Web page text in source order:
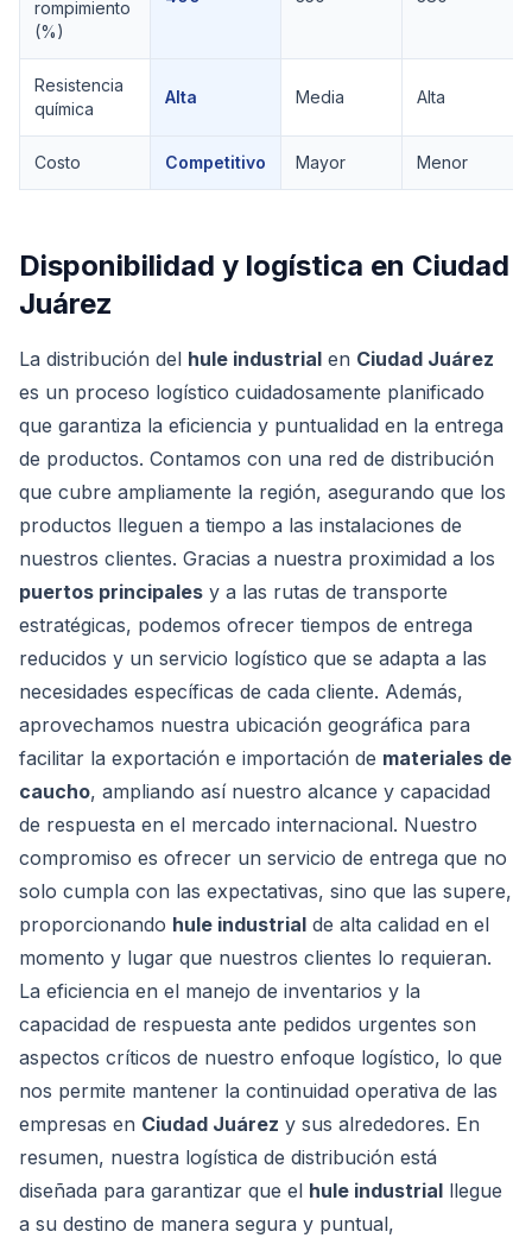
rompimiento
(%)
Resistencia
química
Alta Media Alta
Costo Competitivo Mayor Menor
Disponibilidad y logística en Ciudad
Juárez
La distribución del hule industrial en Ciudad Juárez
es un proceso logístico cuidadosamente planificado
que garantiza la eficiencia y puntualidad en la entrega
de productos. Contamos con una red de distribución
que cubre ampliamente la región, asegurando que los
productos lleguen a tiempo a las instalaciones de
nuestros clientes. Gracias a nuestra proximidad a los
puertos principales y a las rutas de transporte
estratégicas, podemos ofrecer tiempos de entrega
reducidos y un servicio logístico que se adapta a las
necesidades específicas de cada cliente. Además,
aprovechamos nuestra ubicación geográfica para
facilitar la exportación e importación de materiales de
caucho, ampliando así nuestro alcance y capacidad
de respuesta en el mercado internacional. Nuestro
compromiso es ofrecer un servicio de entrega que no
solo cumpla con las expectativas, sino que las supere,
proporcionando hule industrial de alta calidad en el
momento y lugar que nuestros clientes lo requieran.
La eficiencia en el manejo de inventarios y la
capacidad de respuesta ante pedidos urgentes son
aspectos críticos de nuestro enfoque logístico, lo que
nos permite mantener la continuidad operativa de las
empresas en Ciudad Juárez y sus alrededores. En
resumen, nuestra logística de distribución está
diseñada para garantizar que el hule industrial llegue
a su destino de manera segura y puntual,